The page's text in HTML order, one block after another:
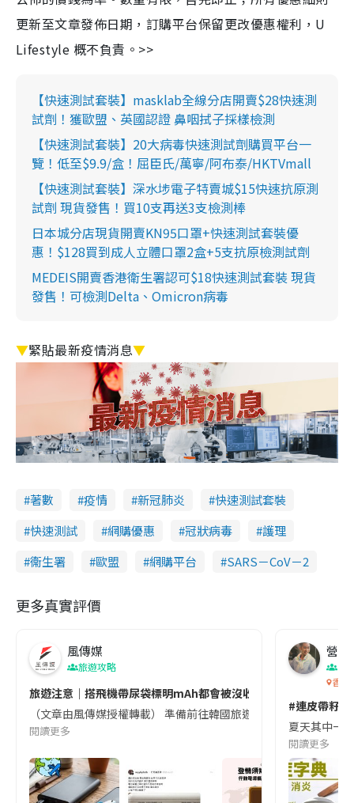
更新至文章發佈日期，訂購平台保留更改優惠權利，U
Lifestyle 概不負責。>>
【快速測試套裝】masklab全線分店開賣$28快速測
試劑！獲歐盟、英國認證 鼻咽拭子採樣檢測
【快速測試套裝】20大病毒快速測試劑購買平台一
覽！低至$9.9/盒！屈臣氏/萬寧/阿布泰/HKTVmall
【快速測試套裝】深水埗電子特賣城$15快速抗原測
試劑 現貨發售！買10支再送3支檢測棒
日本城分店現貨開賣KN95口罩+快速測試套裝優
惠！$128買到成人立體口罩2盒+5支抗原檢測試劑
MEDEIS開賣香港衛生署認可$18快速測試套裝 現貨
發售！可檢測Delta、Omicron病毒
▼緊貼最新疫情消息▼
著數 疫情 新冠肺炎
快速測試套裝
快速測試
網購優惠 冠狀病毒
護理
衞生署
歐盟 網購平台 SARS－CoV－2
更多真實評價
風傳媒
旅遊攻略
旅遊注意｜搭飛機帶尿袋標明mAh都會被沒收😱出發前切記檢查
（文章由風傳媒授權轉載） 準備前往韓國旅遊的民眾，近期要
閱讀更多
營養
香港
#連皮帶籽
夏天其中一
閱讀更多